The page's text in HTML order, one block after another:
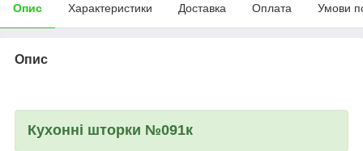
Опис Характеристики Доставка Оплата Умови
Опис
Кухонні шторки №091к